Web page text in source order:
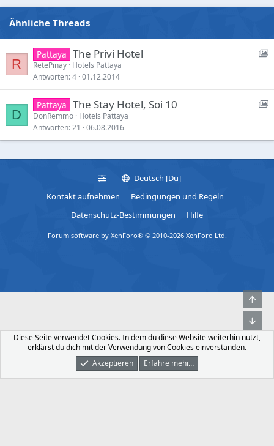
Ähnliche Threads
R
S
c
:
Pattaya The Privi Hotel
RetePinay Hotels Pattaya
Antworten 4 01.12.2014
D
S
c
Pattaya The Stay Hotel, Soi 10
DonRemmo Hotels Pattaya
Antworten 21 06.08.2016
Deutsch [Du]
Kontakt aufnehmen
Bedingungen und Regeln
Datenschutz-Bestimmungen
Hilfe
Forum software by XenForo® © 2010-2026 XenForo Ltd.
Was Ist Neu Dunkler Modus Anmelden
Diese Seite verwendet Cookies. In dem du diese Website weiterhin nutzt,
erklärst du dich mit der Verwendung von Cookies einverstanden.
Akzeptieren
Erfahre mehr…